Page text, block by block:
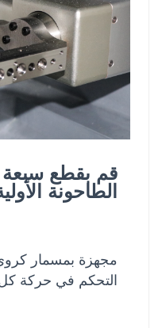
قم بقطع سبعة
الطاحونة
مجهزة بمسمار كروي
التحكم في حركة